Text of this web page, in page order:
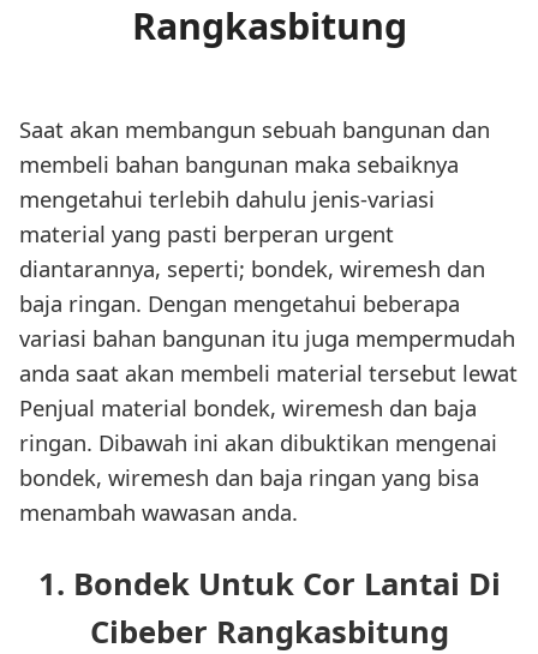
Rangkasbitung
Saat akan membangun sebuah bangunan dan
membeli bahan bangunan maka sebaiknya
mengetahui terlebih dahulu jenis-variasi
material yang pasti berperan urgent
diantarannya, seperti; bondek, wiremesh dan
baja ringan. Dengan mengetahui beberapa
variasi bahan bangunan itu juga mempermudah
anda saat akan membeli material tersebut lewat
Penjual material bondek, wiremesh dan baja
ringan. Dibawah ini akan dibuktikan mengenai
bondek, wiremesh dan baja ringan yang bisa
menambah wawasan anda.
1. Bondek Untuk Cor Lantai Di
Cibeber Rangkasbitung